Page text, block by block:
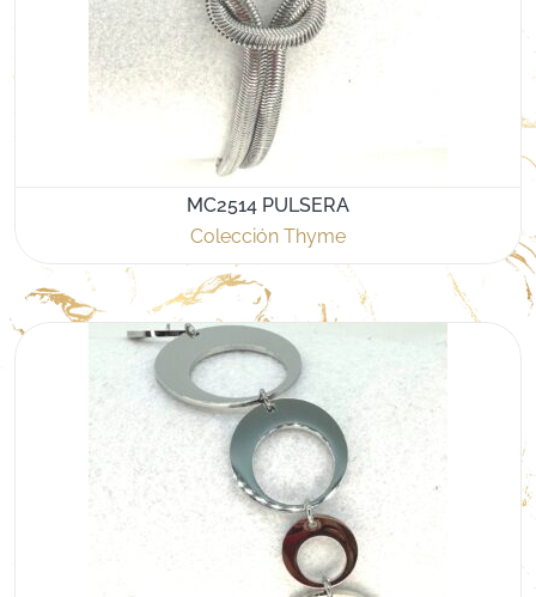
MC2514 PULSERA
Colección Thyme